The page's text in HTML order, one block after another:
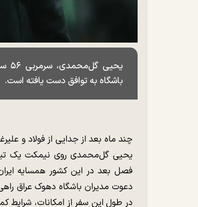
باشگاه به توافق دست یافته است.
چند ماه بعد از جدایی از فولاد و
یحیی گل‌محمدی روی نیمکت یک تیم
فصل بعد در این کشور همسایه
دعوت مدیران باشگاه دهوک عراق
در طول این سفر از امکانات، شرایط